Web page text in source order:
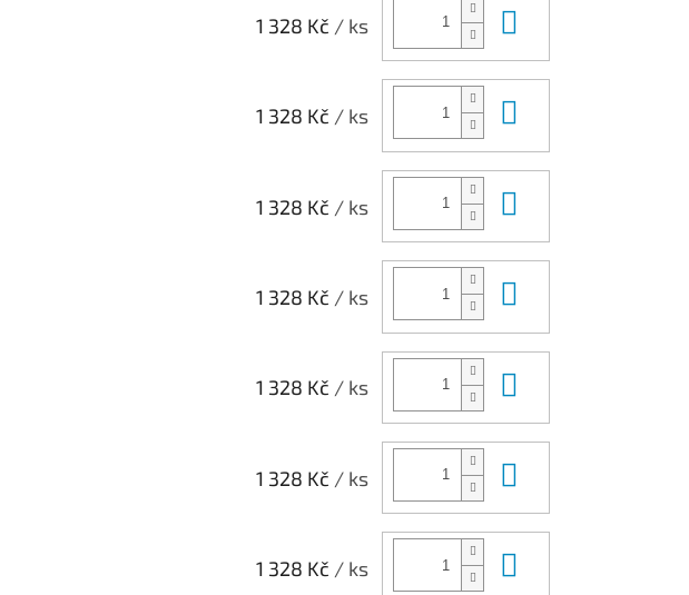
1 328 Kč / ks
1 328 Kč / ks
1 328 Kč / ks
1 328 Kč / ks
1 328 Kč / ks
1 328 Kč / ks
1 328 Kč / ks